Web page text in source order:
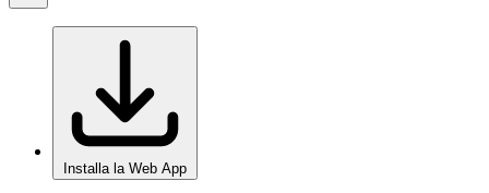
Installa la Web App